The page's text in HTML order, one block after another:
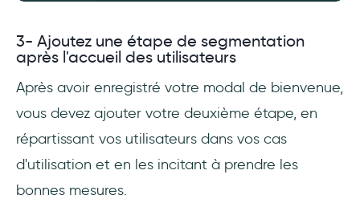
3- Ajoutez une étape de segmentation
après l'accueil des utilisateurs
Après avoir enregistré votre modal de bienvenue,
vous devez ajouter votre deuxième étape, en
répartissant vos utilisateurs dans vos cas
d'utilisation et en les incitant à prendre les
bonnes mesures.